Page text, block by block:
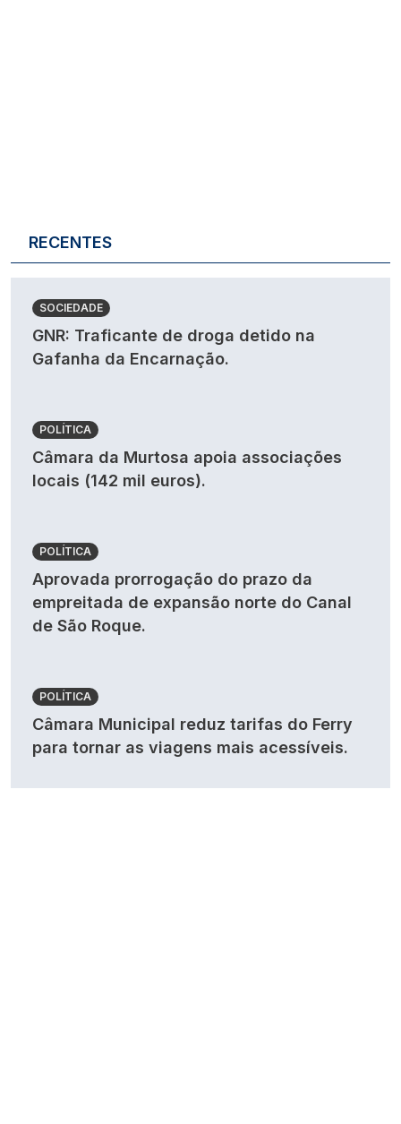
RECENTES
SOCIEDADE
GNR: Traficante de droga detido na
Gafanha da Encarnação.
POLÍTICA
Câmara da Murtosa apoia associações
locais (142 mil euros).
POLÍTICA
Aprovada prorrogação do prazo da
empreitada de expansão norte do Canal
de São Roque.
POLÍTICA
Câmara Municipal reduz tarifas do Ferry
para tornar as viagens mais acessíveis.